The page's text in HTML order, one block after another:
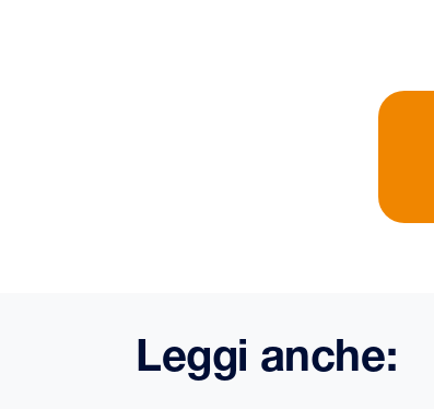
Leggi anche: